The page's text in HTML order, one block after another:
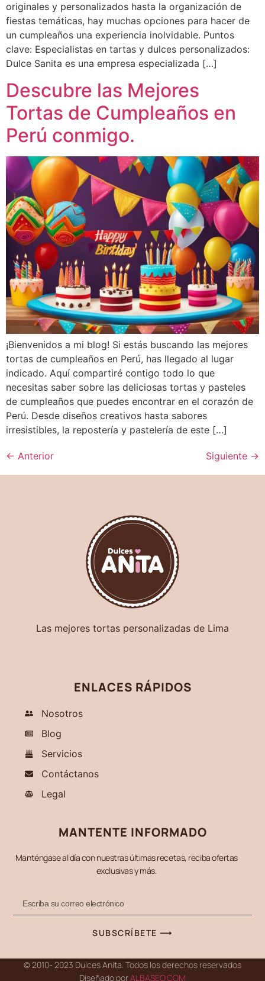
originales y personalizados hasta la organización de
fiestas temáticas, hay muchas opciones para hacer de
un cumpleaños una experiencia inolvidable. Puntos
clave: Especialistas en tartas y dulces personalizados:
Dulce Sanita es una empresa especializada […]
Descubre las Mejores
Tortas de Cumpleaños en
Perú conmigo.
¡Bienvenidos a mi blog! Si estás buscando las mejores
tortas de cumpleaños en Perú, has llegado al lugar
indicado. Aquí compartiré contigo todo lo que
necesitas saber sobre las deliciosas tortas y pasteles
de cumpleaños que puedes encontrar en el corazón de
Perú. Desde diseños creativos hasta sabores
irresistibles, la repostería y pastelería de este […]
← Anterior Siguiente →
Las mejores tortas personalizadas de Lima
ENLACES RÁPIDOS
Nosotros
Blog
Servicios
Contáctanos
Legal
MANTENTE INFORMADO
Manténgase al día con nuestras últimas recetas, reciba ofertas
exclusivas y más.
SUBSCRÍBETE ⟶
© 2010- 2023 Dulces Anita. Todos los derechos reservados
Diseñado porALBASEO.COM